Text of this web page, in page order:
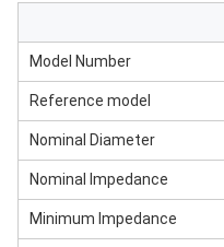
Model Number
Reference model
Nominal Diameter
Nominal Impedance
Minimum Impedance